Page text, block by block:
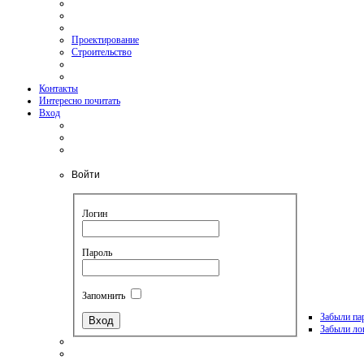
Проектирование
Строительство
Контакты
Интересно почитать
Вход
Войти
Логин
Пароль
Запомнить
Забыли
Забыли